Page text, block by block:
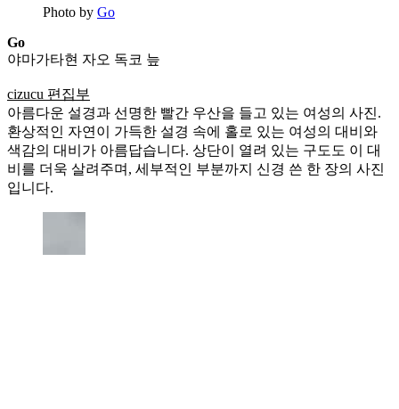
Photo by Go
Go
야마가타현 자오 독코 늪
cizucu 편집부
아름다운 설경과 선명한 빨간 우산을 들고 있는 여성의 사진.
환상적인 자연이 가득한 설경 속에 홀로 있는 여성의 대비와
색감의 대비가 아름답습니다. 상단이 열려 있는 구도도 이 대
비를 더욱 살려주며, 세부적인 부분까지 신경 쓴 한 장의 사진
입니다.